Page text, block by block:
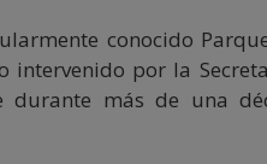
conocido
intervenido por la
durante más de una